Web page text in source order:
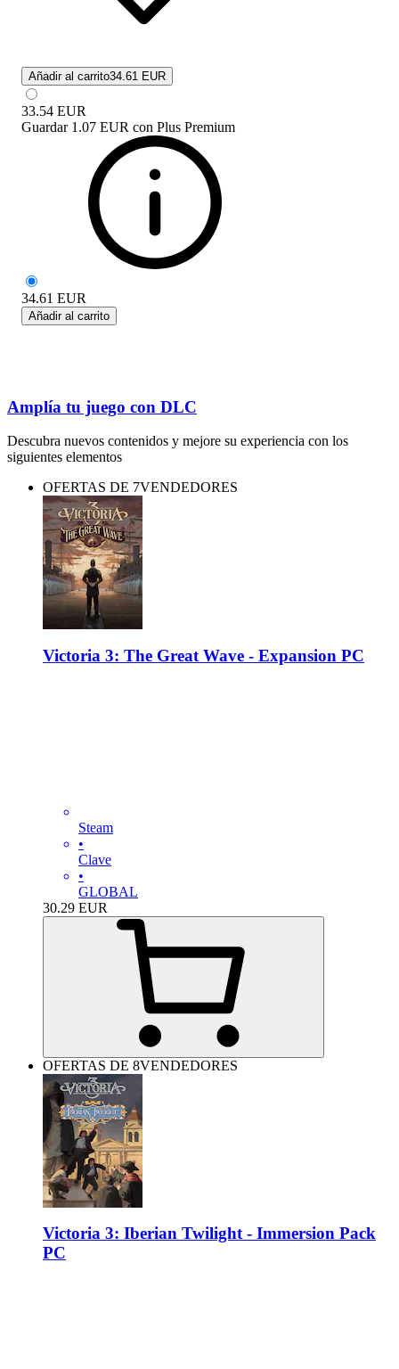
Añadir al carrito34.61 EUR
33.54 EUR
Guardar 1.07 EUR con Plus Premium
34.61 EUR
Añadir al carrito
Amplía tu juego con DLC
Descubra nuevos contenidos y mejore su experiencia con los
siguientes elementos
OFERTAS DE 7VENDEDORES
Victoria 3: The Great Wave - Expansion PC
Steam
•
Clave
•
GLOBAL
30.29 EUR
OFERTAS DE 8VENDEDORES
Victoria 3: Iberian Twilight - Immersion Pack
PC